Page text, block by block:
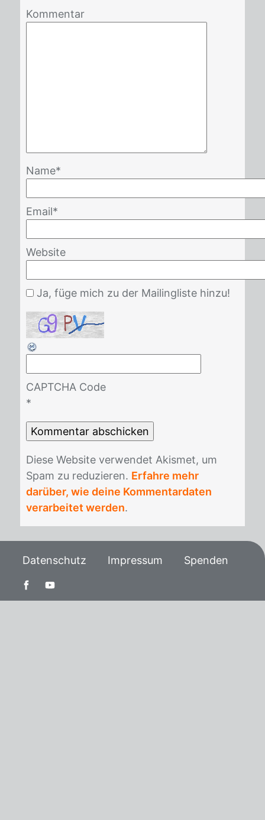
Kommentar
Name*
Email*
Website
Ja, füge mich zu der Mailingliste hinzu!
CAPTCHA Code
*
Die­se Web­site ver­wen­det Akis­met, um
Spam zu re­du­zie­ren. Erfahre mehr
darüber, wie deine Kommentardaten
verarbeitet werden.
Datenschutz Impressum Spenden